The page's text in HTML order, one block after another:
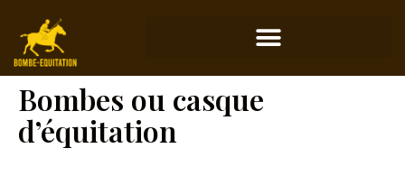
Bombes ou casque
d’équitation